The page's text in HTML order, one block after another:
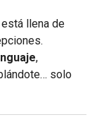
llena de
,
solo